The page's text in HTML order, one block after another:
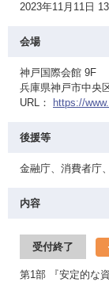
2023年11月11日
会場
神戸国際会館 9F
兵庫県神戸市中央
URL：
https://
後援等
金融庁、消費者庁
内容
受付終了
第1部 『安定的な